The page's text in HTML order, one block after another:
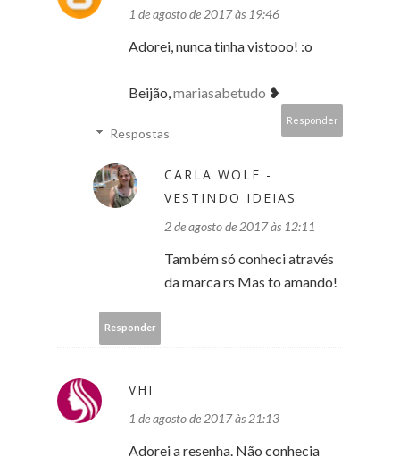
1 de agosto de 2017 às 19:46
Adorei, nunca tinha vistooo! :o
Beijão, mariasabetudo ❥
Responder
Respostas
CARLA WOLF -
VESTINDO IDEIAS
2 de agosto de 2017 às 12:11
Também só conheci através
da marca rs Mas to amando!
Responder
VHI
1 de agosto de 2017 às 21:13
Adorei a resenha. Não conhecia